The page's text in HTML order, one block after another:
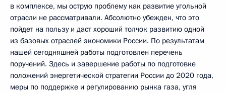
в комплексе, мы острую проблему как развитие угольной
отрасли не рассматривали. Абсолютно убежден, что это
пойдет на пользу и даст хороший толчок развитию одной
из базовых отраслей экономики России. По результатам
нашей сегодняшней работы подготовлен перечень
поручений. Здесь и завершение работы по подготовке
положений энергетической стратегии России до 2020 года,
меры по поддержке и регулированию рынка газа, угля